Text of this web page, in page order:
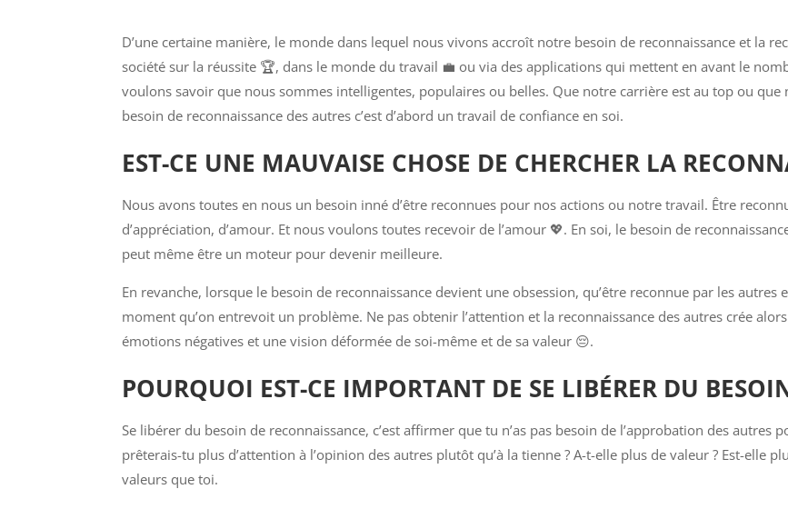
D’une certaine manière, le monde dans lequel nous vivons accroît notre besoin de reconnaissance et la
société sur la réussite 🏆, dans le monde du travail 💼 ou via des applications qui mettent en avant le
voulons savoir que nous sommes intelligentes, populaires ou belles. Que notre carrière est au top ou
besoin de reconnaissance des autres c’est d’abord un travail de confiance en soi.
EST-CE UNE MAUVAISE CHOSE DE CHERCHER LA
Nous avons toutes en nous un besoin inné d’être reconnues pour nos actions ou notre travail. Être
d’appréciation, d’amour. Et nous voulons toutes recevoir de l’amour 💖. En soi, le besoin de
peut même être un moteur pour devenir meilleure.
En revanche, lorsque le besoin de reconnaissance devient une obsession, qu’être reconnue par les autres
moment qu’on entrevoit un problème. Ne pas obtenir l’attention et la reconnaissance des autres crée
émotions négatives et une vision déformée de soi-même et de sa valeur 😔.
POURQUOI EST-CE IMPORTANT DE SE LIBÉRER DU
Se libérer du besoin de reconnaissance, c’est affirmer que tu n’as pas besoin de l’approbation des autres
prêterais-tu plus d’attention à l’opinion des autres plutôt qu’à la tienne ? A-t-elle plus de valeur ? Est-elle
valeurs que toi.